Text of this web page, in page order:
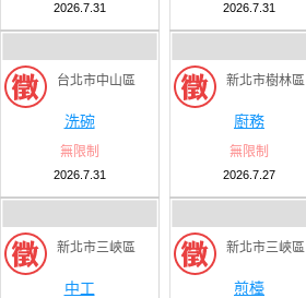
2026.7.31 2026.7.31
台北市中山區
洗碗
無限制
2026.7.31
新北市樹林區
廚務
無限制
2026.7.27
新北市三峽區
中工
新北市三峽區
煎檯